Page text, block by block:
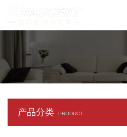
产品分类 PRODUCT